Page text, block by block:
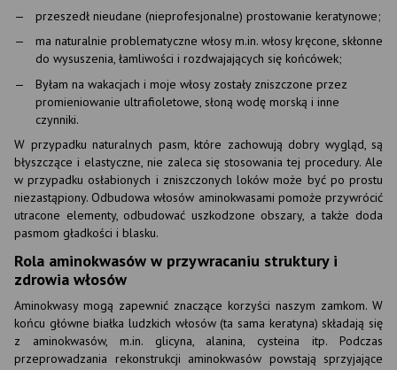
przeszedł nieudane (nieprofesjonalne) prostowanie keratynowe;
ma naturalnie problematyczne włosy m.in. włosy kręcone, skłonne
do wysuszenia, łamliwości i rozdwajających się końcówek;
Byłam na wakacjach i moje włosy zostały zniszczone przez
promieniowanie ultrafioletowe, słoną wodę morską i inne
czynniki.
W przypadku naturalnych pasm, które zachowują dobry wygląd, są
błyszczące i elastyczne, nie zaleca się stosowania tej procedury. Ale
w przypadku osłabionych i zniszczonych loków może być po prostu
niezastąpiony. Odbudowa włosów aminokwasami pomoże przywrócić
utracone elementy, odbudować uszkodzone obszary, a także doda
pasmom gładkości i blasku.
Rola aminokwasów w przywracaniu struktury i
zdrowia włosów
Aminokwasy mogą zapewnić znaczące korzyści naszym zamkom. W
końcu główne białka ludzkich włosów (ta sama keratyna) składają się
z aminokwasów, m.in. glicyna, alanina, cysteina itp. Podczas
przeprowadzania rekonstrukcji aminokwasów powstają sprzyjające